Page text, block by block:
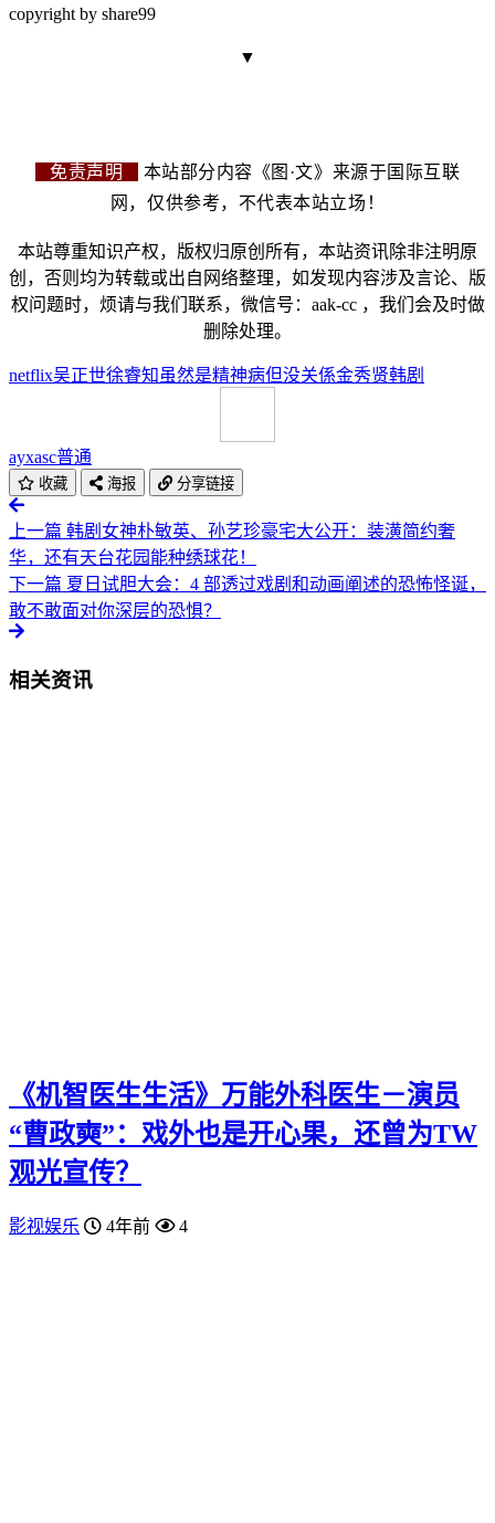
copyright by share99
▼
免责声明
本站部分内容《图·文》来源于国际互联
网，仅供参考，不代表本站立场！
本站尊重知识产权，版权归原创所有，本站资讯除非注明原
创，否则均为转载或出自网络整理，如发现内容涉及言论、版
权问题时，烦请与我们联系，微信号：aak-cc ，我们会及时做
删除处理。
netflix吴正世徐睿知 虽然是精神病但没关係金秀贤韩剧
ayxasc普通
收藏 海报 分享链接
上一篇 韩剧女神朴敏英、孙艺珍豪宅大公开：装潢简约奢
华，还有天台花园能种绣球花！
下一篇 夏日试胆大会：4 部透过戏剧和动画阐述的恐怖怪诞，
敢不敢面对你深层的恐惧？
相关资讯
《机智医生生活》万能外科医生－演员
“曹政奭”：戏外也是开心果，还曾为TW
观光宣传？
影视娱乐 4年前 4